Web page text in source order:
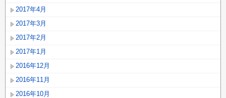
2017年4月
2017年3月
2017年2月
2017年1月
2016年12月
2016年11月
2016年10月